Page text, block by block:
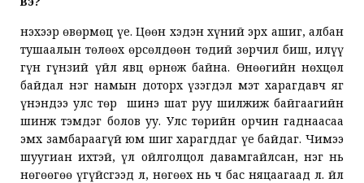
Үнэхээр өвөрмөц үе. Цөөн хэдэн хүний эрх ашиг, албан
тушаалын төлөөх өрсөлдөөн төдий зөрчил биш, илүү
гүн гүнзий үйл явц өрнөж байна. Өнөөгийн нөхцөл
байдал нэг намын доторх үзэгдэл мэт харагдавч яг
үнэндээ улс төр шинэ шат руу шилжиж байгаагийн
шинж тэмдэг болов уу. Улс төрийн орчин гаднаасаа
эмх замбараагүй юм шиг харагддаг үе байдаг. Чимээ
шуугиан ихтэй, үл ойлголцол давамгайлсан, нэг нь
нөгөөгөө үгүйсгээд л, нөгөөх нь ч бас няцаагаад л. Үйл